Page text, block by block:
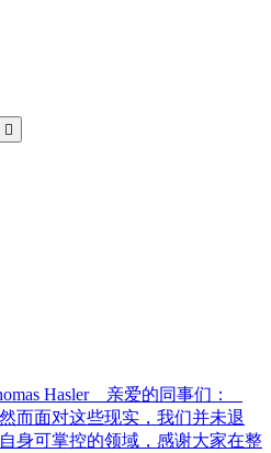

Hasler 亲爱的同事们：
而面对这些现实，我们并未退
身可掌控的领域，感谢大家在整